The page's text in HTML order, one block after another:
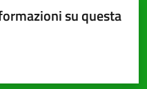
su questa
5